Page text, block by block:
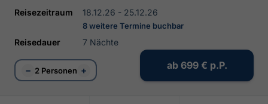
Reisezeitraum 18.12.26 - 25.12.26
8 weitere Termine buchbar
Reisedauer 7 Nächte
− 2 Personen + ab 699 € p.P.